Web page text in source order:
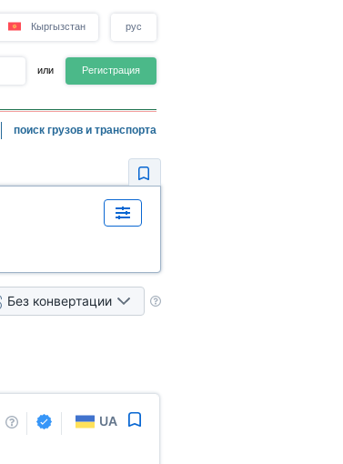
Кыргызстан рус
или Регистрация
поиск грузов и транспорта
Без конвертации
UA